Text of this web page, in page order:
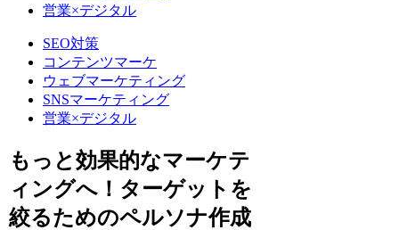
営業×デジタル
SEO対策
コンテンツマーケ
ウェブマーケティング
SNSマーケティング
営業×デジタル
もっと効果的なマーケテ
ィングへ！ターゲットを
絞るためのペルソナ作成